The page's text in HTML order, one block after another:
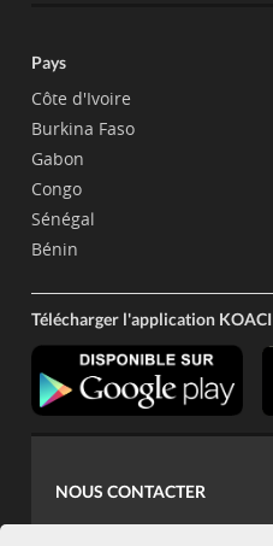
Pays
Côte d'Ivoire
Burkina Faso
Gabon
Congo
Sénégal
Bénin
Télécharger l'application KOACI
NOUS CONTACTER